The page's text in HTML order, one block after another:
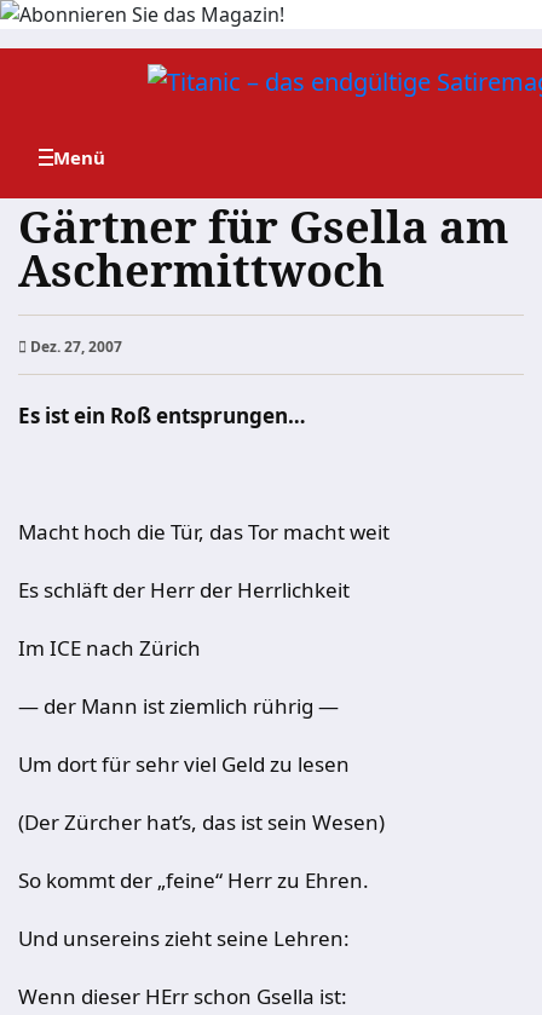
Zum
Gärtner für Gsella am
Aschermittwoch
Dez. 27, 2007
Es ist ein Roß entsprungen…
Macht hoch die Tür, das Tor macht weit
Es schläft der Herr der Herrlichkeit
Im ICE nach Zürich
— der Mann ist ziemlich rührig —
Um dort für sehr viel Geld zu lesen
(Der Zürcher hat’s, das ist sein Wesen)
So kommt der „feine“ Herr zu Ehren.
Und unsereins zieht seine Lehren:
Wenn dieser HErr schon Gsella ist: